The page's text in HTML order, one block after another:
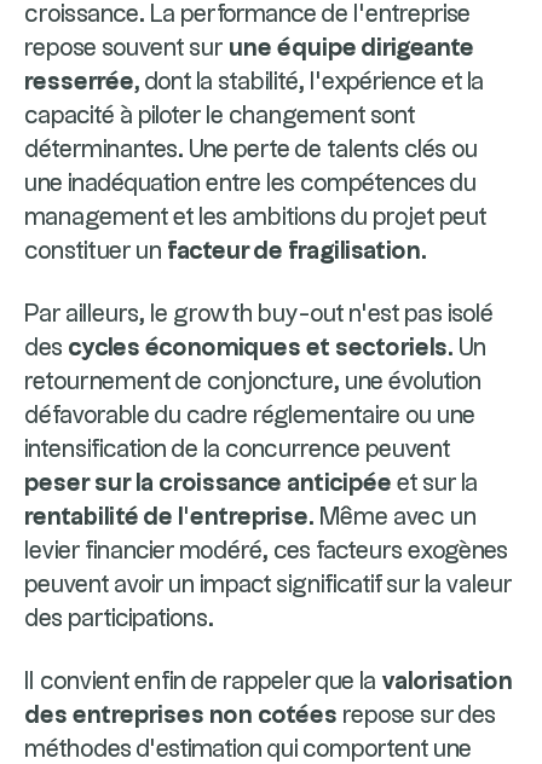
croissance. La performance de l’entreprise
repose souvent sur une équipe dirigeante
resserrée, dont la stabilité, l’expérience et la
capacité à piloter le changement sont
déterminantes. Une perte de talents clés ou
une inadéquation entre les compétences du
management et les ambitions du projet peut
constituer un facteur de fragilisation.
Par ailleurs, le growth buy-out n’est pas isolé
des cycles économiques et sectoriels. Un
retournement de conjoncture, une évolution
défavorable du cadre réglementaire ou une
intensification de la concurrence peuvent
peser sur la croissance anticipée et sur la
rentabilité de l’entreprise. Même avec un
levier financier modéré, ces facteurs exogènes
peuvent avoir un impact significatif sur la valeur
des participations.
Il convient enfin de rappeler que la valorisation
des entreprises non cotées repose sur des
méthodes d’estimation qui comportent une